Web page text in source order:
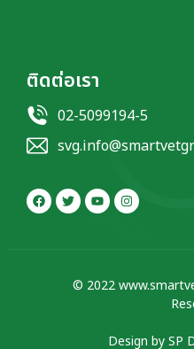
ติดต่อเรา
02-5099194-5
© 2022
Design bySP